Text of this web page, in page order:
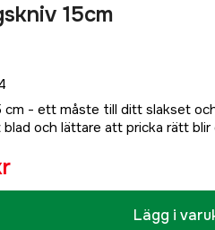
15cm
cm - ett måste till ditt slakset
och lättare att pricka rätt
Lägg i